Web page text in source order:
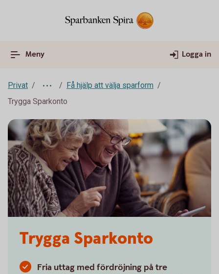
Meny Logga in
Privat
Få hjälp att välja sparform
Trygga Sparkonto
Trygga Sparkonto
Fria uttag med fördröjning på tre